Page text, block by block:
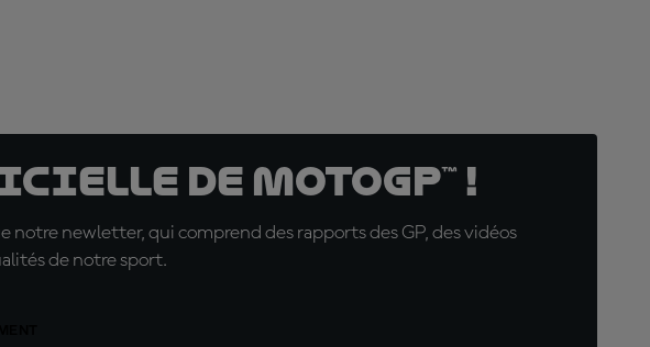
de MotoGP™ !
newletter, qui comprend des rapports des GP, des vidéos
de notre sport.